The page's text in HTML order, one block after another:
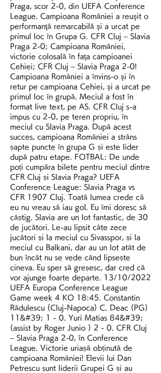
Praga, scor 2-0, din UEFA Conference
League. Campioana României a reuşit o
performanţă remarcabilă şi a urcat pe
primul loc în Grupa G. CFR Cluj – Slavia
Praga 2-0; Campioana României,
victorie colosală în faţa campioanei
Cehiei; CFR Cluj – Slavia Praga 2-0!
Campioana României a învins-o şi în
retur pe campioana Cehiei, şi a urcat pe
primul loc în grupă. Meciul a fost în
format live text, pe AS. CFR Cluj s-a
impus cu 2-0, pe teren propriu, în
meciul cu Slavia Praga. După acest
succes, campioana României a strâns
șapte puncte în grupa G și este lider
după patru etape. FOTBAL: De unde
poți cumpăra bilete pentru meciul dintre
CFR Cluj și Slavia Praga? UEFA
Conference League: Slavia Praga vs
CFR 1907 Cluj. Toată lumea crede că
eu nu vreau să iau gol. Eu îmi doresc să
câștig. Slavia are un lot fantastic, de 30
de jucători. Le-au lipsit câte zece
jucători și la meciul cu Sivasspor, și la
meciul cu Balkani, dar au un lot atât de
bun încât nu se vede când lipsește
cineva. Eu sper să greșesc, dar cred că
vor ajunge foarte departe. 13/10/2022
UEFA Europa Conference League
Game week 4 KO 18:45. Constantin
Rădulescu (Cluj-Napoca) C. Deac (PG)
11&#39; 1 - 0. Yuri Matias 84&#39;
(assist by Roger Junio ) 2 - 0. CFR Cluj
– Slavia Praga 2-0, în Conference
League. Victorie uriașă obținută de
campioana României! Elevii lui Dan
Petrescu sunt liderii Grupei G și au